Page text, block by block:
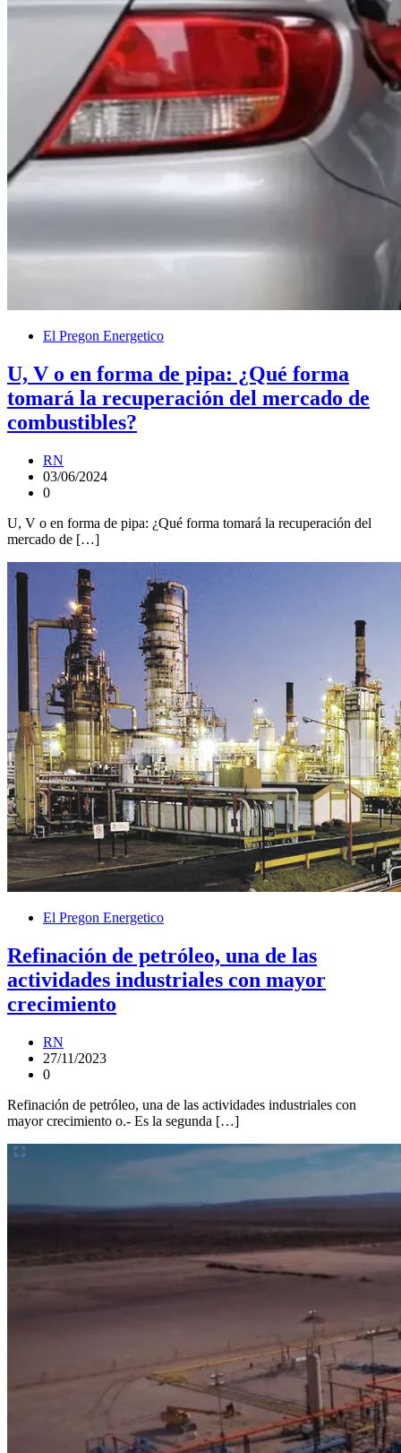
El Pregon Energetico
U, V o en forma de pipa: ¿Qué forma
tomará la recuperación del mercado de
combustibles?
RN
03/06/2024
0
U, V o en forma de pipa: ¿Qué forma tomará la recuperación del
mercado de […]
El Pregon Energetico
Refinación de petróleo, una de las
actividades industriales con mayor
crecimiento
RN
27/11/2023
0
Refinación de petróleo, una de las actividades industriales con
mayor crecimiento o.- Es la segunda […]